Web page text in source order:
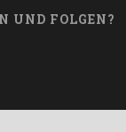
UND FOLGEN?